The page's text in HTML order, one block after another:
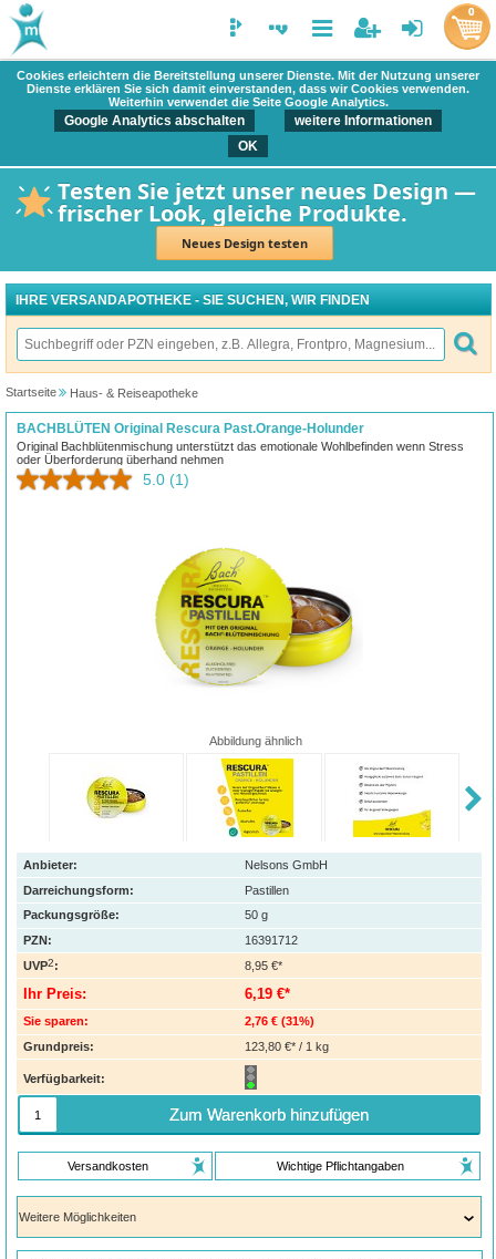
Cookies erleichtern die Bereitstellung unserer Dienste. Mit der Nutzung unserer
Dienste erklären Sie sich damit einverstanden, dass wir Cookies verwenden.
Weiterhin verwendet die Seite Google Analytics.
Google Analytics abschalten
weitere Informationen
OK
Testen Sie jetzt unser neues Design —
frischer Look, gleiche Produkte.
Neues Design testen
0
IHRE VERSANDAPOTHEKE - SIE SUCHEN, WIR FINDEN
Startseite Haus- & Reiseapotheke
BACHBLÜTEN Original Rescura Past.Orange-Holunder
Original Bachblütenmischung unterstützt das emotionale Wohlbefinden wenn Stress
oder Überforderung überhand nehmen
5.0 (1)
Abbildung ähnlich
Anbieter:
Nelsons GmbH
Darreichungsform:
Pastillen
Packungsgröße:
50 g
PZN:
16391712
UVP2: 8,95 €*
Ihr Preis: 6,19 €*
Sie sparen: 2,76 € (31%)
Grundpreis:
123,80 €* / 1 kg
Verfügbarkeit:
Zum Warenkorb hinzufügen
Versandkosten Wichtige Pflichtangaben